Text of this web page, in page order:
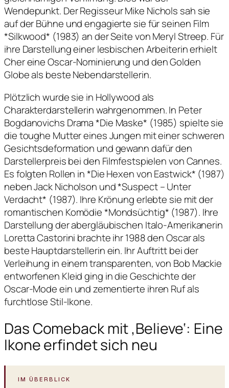
Wendepunkt. Der Regisseur Mike Nichols sah sie
auf der Bühne und engagierte sie für seinen Film
*Silkwood* (1983) an der Seite von Meryl Streep. Für
ihre Darstellung einer lesbischen Arbeiterin erhielt
Cher eine Oscar-Nominierung und den Golden
Globe als beste Nebendarstellerin.
Plötzlich wurde sie in Hollywood als
Charakterdarstellerin wahrgenommen. In Peter
Bogdanovichs Drama *Die Maske* (1985) spielte sie
die toughe Mutter eines Jungen mit einer schweren
Gesichtsdeformation und gewann dafür den
Darstellerpreis bei den Filmfestspielen von Cannes.
Es folgten Rollen in *Die Hexen von Eastwick* (1987)
neben Jack Nicholson und *Suspect – Unter
Verdacht* (1987). Ihre Krönung erlebte sie mit der
romantischen Komödie *Mondsüchtig* (1987). Ihre
Darstellung der abergläubischen Italo-Amerikanerin
Loretta Castorini brachte ihr 1988 den Oscar als
beste Hauptdarstellerin ein. Ihr Auftritt bei der
Verleihung in einem transparenten, von Bob Mackie
entworfenen Kleid ging in die Geschichte der
Oscar-Mode ein und zementierte ihren Ruf als
furchtlose Stil-Ikone.
Das Comeback mit ‚Believe‘: Eine
Ikone erfindet sich neu